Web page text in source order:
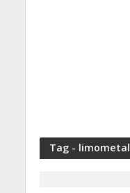
Tag - limometal